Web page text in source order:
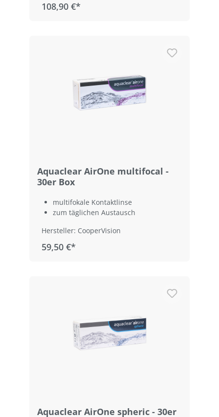
108,90 €*
Aquaclear AirOne multifocal -
30er Box
multifokale Kontaktlinse
zum täglichen Austausch
Hersteller: CooperVision
59,50 €*
Aquaclear AirOne spheric - 30er